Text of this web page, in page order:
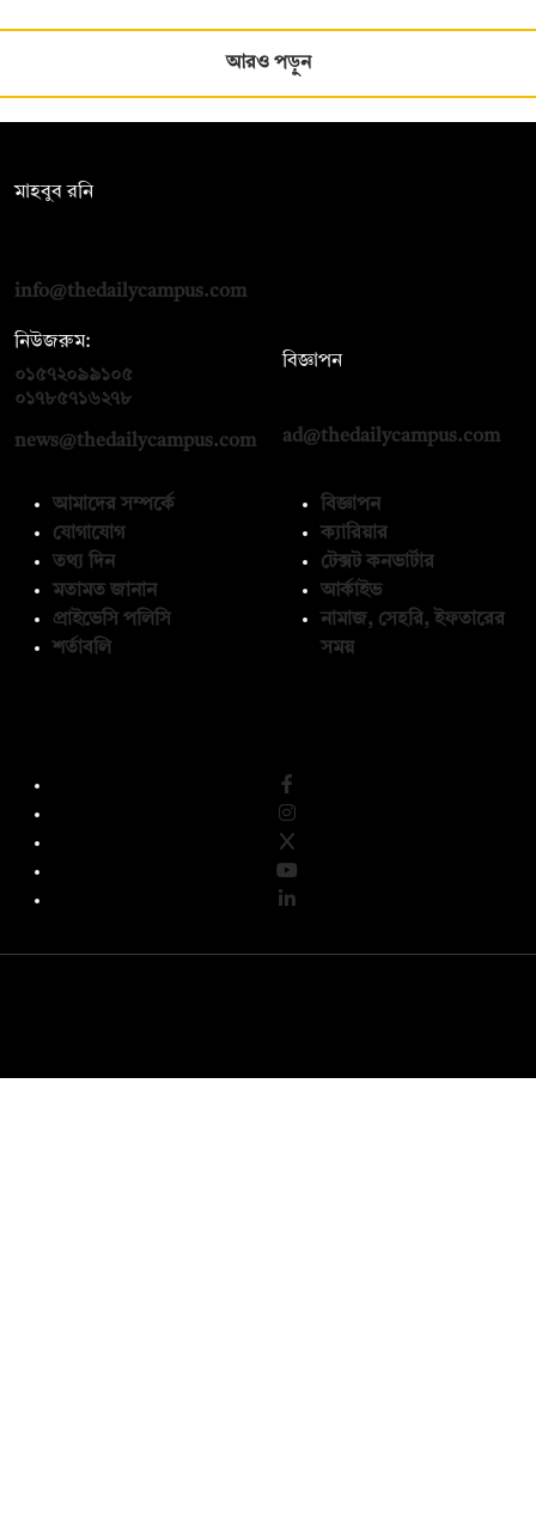
আরও পড়ুন
মাহবুব রনি
info@thedailycampus.com
নিউজরুম:
০১৫৭২০৯৯১০৫
০১৭৮৫৭১৬২৭৮
news@thedailycampus.com
বিজ্ঞাপন
ad@thedailycampus.com
আমাদের সম্পর্কে
যোগাযোগ
তথ্য দিন
মতামত জানান
প্রাইভেসি পলিসি
শর্তাবলি
বিজ্ঞাপন
ক্যারিয়ার
টেক্সট কনভার্টার
আর্কাইভ
নামাজ, সেহরি, ইফতারের
সময়